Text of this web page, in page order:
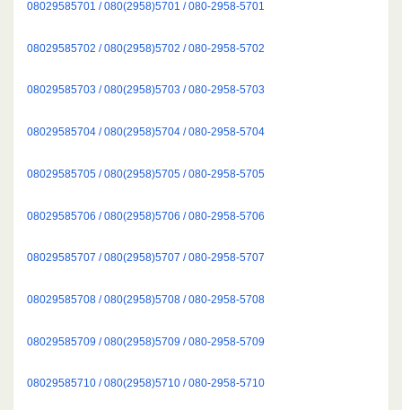
08029585701 / 080(2958)5701 / 080-2958-5701
08029585702 / 080(2958)5702 / 080-2958-5702
08029585703 / 080(2958)5703 / 080-2958-5703
08029585704 / 080(2958)5704 / 080-2958-5704
08029585705 / 080(2958)5705 / 080-2958-5705
08029585706 / 080(2958)5706 / 080-2958-5706
08029585707 / 080(2958)5707 / 080-2958-5707
08029585708 / 080(2958)5708 / 080-2958-5708
08029585709 / 080(2958)5709 / 080-2958-5709
08029585710 / 080(2958)5710 / 080-2958-5710